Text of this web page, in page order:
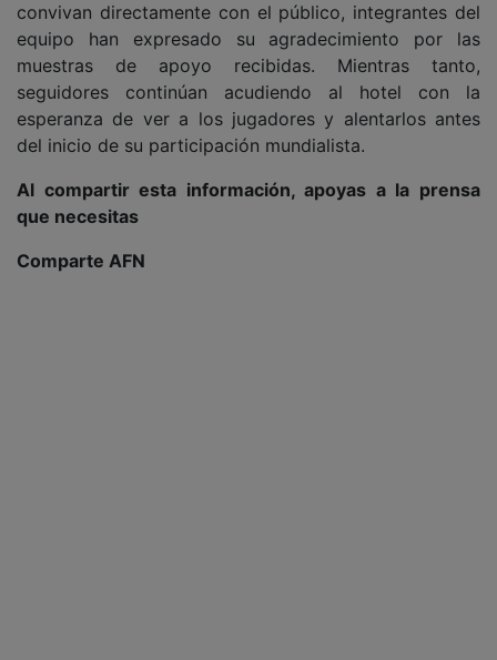
convivan directamente con el público, integrantes del
equipo han expresado su agradecimiento por las
muestras de apoyo recibidas. Mientras tanto,
seguidores continúan acudiendo al hotel con la
esperanza de ver a los jugadores y alentarlos antes
del inicio de su participación mundialista.
Al compartir esta información, apoyas a la prensa
que necesitas
Comparte AFN